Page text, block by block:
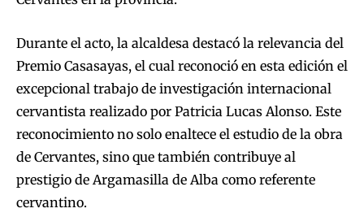
Durante el acto, la alcaldesa destacó la relevancia del
Premio Casasayas, el cual reconoció en esta edición el
excepcional trabajo de investigación internacional
cervantista realizado por Patricia Lucas Alonso. Este
reconocimiento no solo enaltece el estudio de la obra
de Cervantes, sino que también contribuye al
prestigio de Argamasilla de Alba como referente
cervantino.